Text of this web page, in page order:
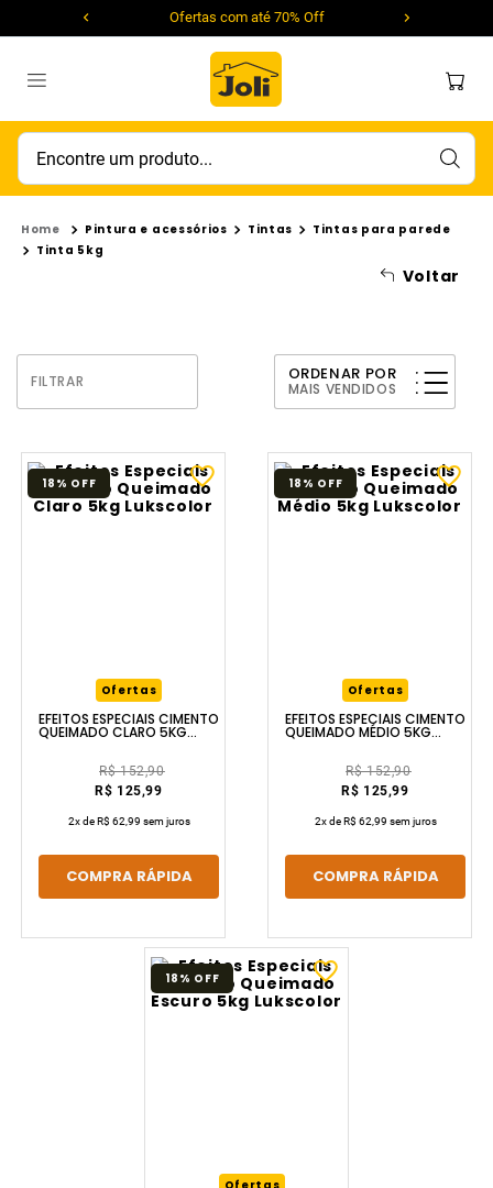
Ofertas com até 70% Off
Encontre um produto...
Voltar
Pintura e acessórios Tintas
Tintas para parede
Tinta 5kg
FILTRAR ORDENAR POR
MAIS VENDIDOS
18% OFF
Ofertas
EFEITOS ESPECIAIS CIMENTO
QUEIMADO CLARO 5KG
LUKSCOLOR
R$ 152,90
R$ 125,99
2x deR$ 62,99 sem juros
COMPRA RÁPIDA
18% OFF
Ofertas
EFEITOS ESPECIAIS CIMENTO
QUEIMADO MÉDIO 5KG
LUKSCOLOR
R$ 152,90
R$ 125,99
2x deR$ 62,99 sem juros
COMPRA RÁPIDA
18% OFF